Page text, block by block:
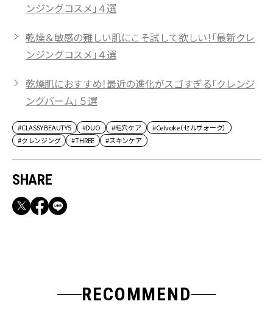
ンジングコスメ」４選
乾燥＆敏感の難しい肌にこそ試して欲しい！「最新クレ
ンジングコスメ」４選
乾燥肌におすすめ！最近の進化がスゴすぎる「クレンジ
ングバーム」５選
#CLASSY.BEAUTY5 #DUO #毛穴ケア
#Celvoke（セルヴォーク）
#クレンジング
#THREE #スキンケア
SHARE
RECOMMEND